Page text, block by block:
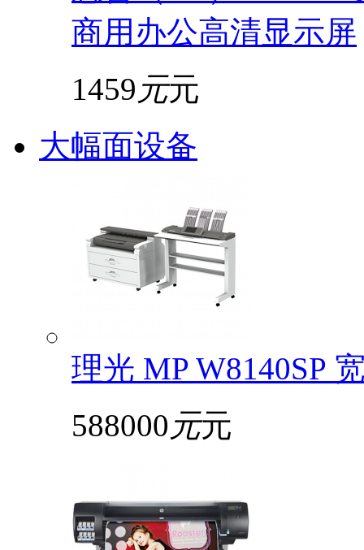
商用办公高清显示屏
1459 元元
大幅面设备
理光 MP W8140SP
588000 元元